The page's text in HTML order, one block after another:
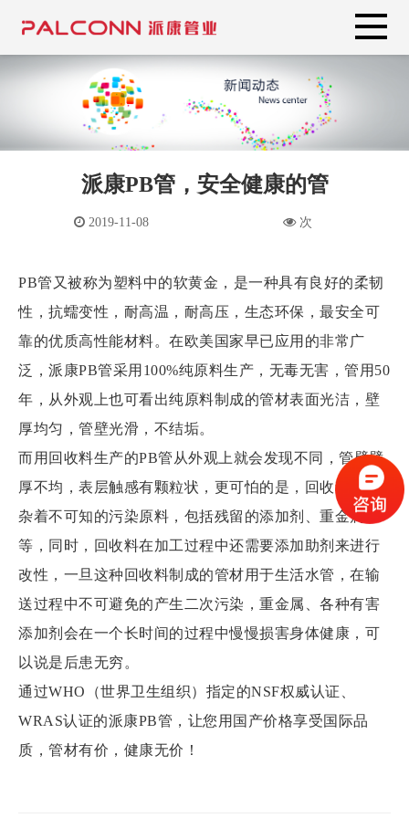
派康PB管，安全健康的管
2019-11-08 次
PB管又被称为塑料中的软黄金，是一种具有良好的柔韧
性，抗蠕变性，耐高温，耐高压，生态环保，最安全可
靠的优质高性能材料。在欧美国家早已应用的非常广
泛，派康PB管采用100%纯原料生产，无毒无害，管用50
年，从外观上也可看出纯原料制成的管材表面光洁，壁
厚均匀，管壁光滑，不结垢。
而用回收料生产的PB管从外观上就会发现不同，管壁壁
厚不均，表层触感有颗粒状，更可怕的是，回收料中掺
杂着不可知的污染原料，包括残留的添加剂、重金属
等，同时，回收料在加工过程中还需要添加助剂来进行
改性，一旦这种回收料制成的管材用于生活水管，在输
送过程中不可避免的产生二次污染，重金属、各种有害
添加剂会在一个长时间的过程中慢慢损害身体健康，可
以说是后患无穷。
通过WHO（世界卫生组织）指定的NSF权威认证、
WRAS认证的派康PB管，让您用国产价格享受国际品
质，管材有价，健康无价！